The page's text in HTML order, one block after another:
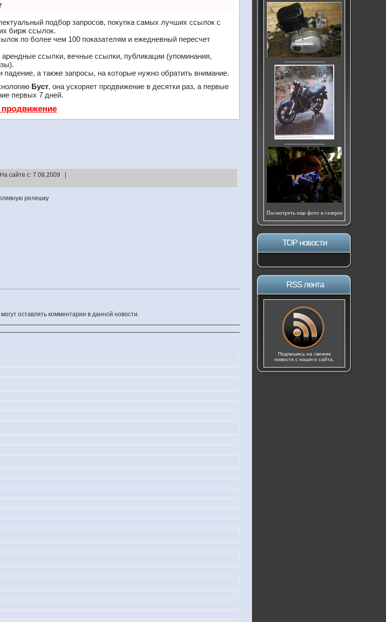
подбор запросов, покупка самых лучших ссылок с
бирж ссылок.
по более чем 100 показателям и ежедневный пересчет
ссылки, вечные ссылки, публикации (упоминания,
а также запросы, на которые нужно обратить внимание.
Буст, она ускоряет продвижение в десятки раз, а первые
первых 7 дней.
продвижение
сайте с: 7.08.2009 |
релешку
могут оставлять комментарии в данной новости.
---------------------------
---------------------------
Посмотреть еще фото в галерее
ТОР новости
RSS лента
Подпишись на свежие
новости с нашего сайта.